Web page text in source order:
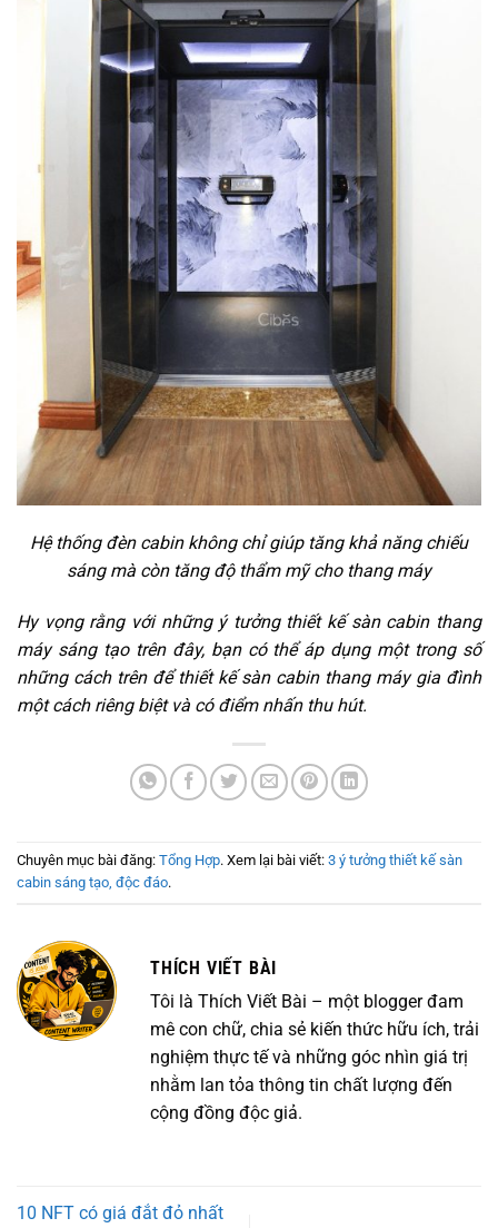
Hệ thống đèn cabin không chỉ giúp tăng khả năng chiếu
sáng mà còn tăng độ thẩm mỹ cho thang máy
Hy vọng rằng với những ý tưởng thiết kế sàn cabin thang
máy sáng tạo trên đây, bạn có thể áp dụng một trong số
những cách trên để thiết kế sàn cabin thang máy gia đình
một cách riêng biệt và có điểm nhấn thu hút.
Chuyên mục bài đăng: Tổng Hợp. Xem lại bài viết: 3 ý tưởng thiết kế sàn
cabin sáng tạo, độc đáo.
THÍCH VIẾT BÀI
Tôi là Thích Viết Bài – một blogger đam
mê con chữ, chia sẻ kiến thức hữu ích, trải
nghiệm thực tế và những góc nhìn giá trị
nhằm lan tỏa thông tin chất lượng đến
cộng đồng độc giả.
10 NFT có giá đắt đỏ nhất